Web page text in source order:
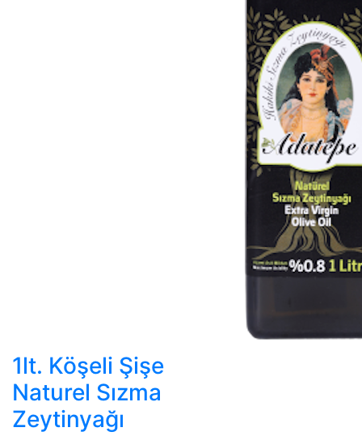
1lt. Köşeli Şişe
Naturel Sızma
Zeytinyağı